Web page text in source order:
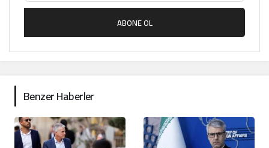
ABONE OL
Benzer Haberler